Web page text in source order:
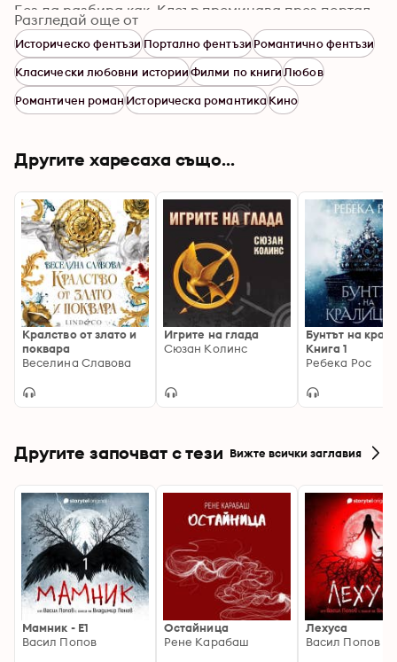
Без да разбира как, Клеър преминава през портал
на времето и се озовава в центъра на конфликти и
интриги, които не разбира и които застрашават
живота й. Но също така попада на Джейми
Фрейзър - галантен и образован шотландски боец,
чийто живот се оказва в нейните ръце.
Разгледай още от
Историческо фентъзиПортално фентъзиРомантично фентъзи
Класически любовни историиФилми по книгиЛюбов
Романтичен романИсторическа романтикаКино
Другите харесаха също...
Кралство от злато и
поквара
Веселина Славова
Игрите на глада
Сюзан Колинс
Бунтът на
Книга 1
Ребека Рос
Другите започват с тези Вижте всички заглавия
Мамник - E1
Васил Попов
Остайница
Рене Карабаш
Лехуса
Васил Попов